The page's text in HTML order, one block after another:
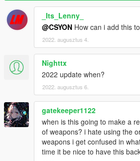
_Its_Lenny_
@CSYON How can i add this
2022. augusztus 4.
Nighttx
2022 update when?
2022. augusztus 6.
gatekeeper1122
when is this going to make a
of weapons? i hate using the
weapons i get confused in
time it be nice to have this